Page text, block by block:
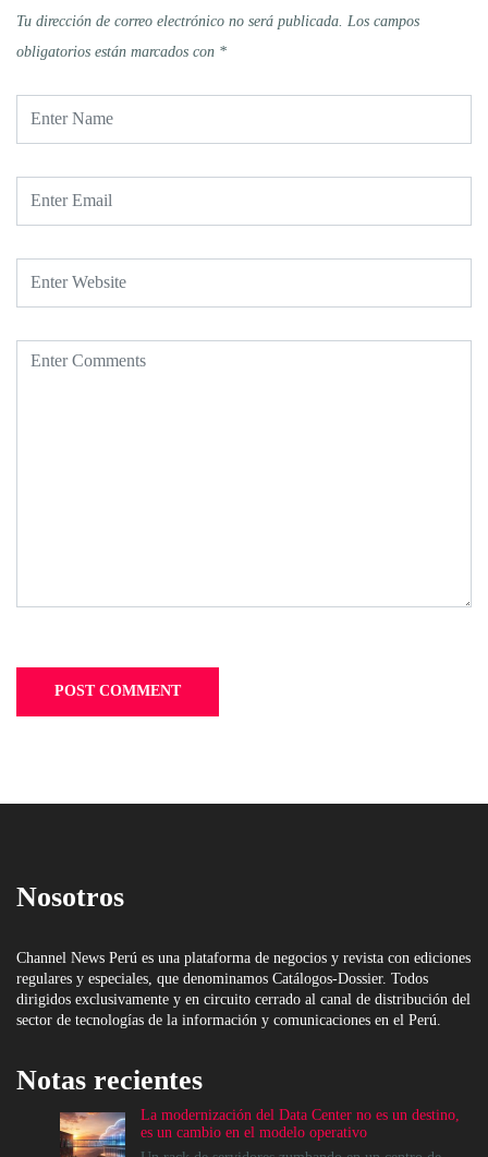
Tu dirección de correo electrónico no será publicada. Los campos
obligatorios están marcados con *
Nosotros
Channel News Perú es una plataforma de negocios y revista con ediciones
regulares y especiales, que denominamos Catálogos-Dossier. Todos
dirigidos exclusivamente y en circuito cerrado al canal de distribución del
sector de tecnologías de la información y comunicaciones en el Perú.
Notas recientes
La modernización del Data Center no es un destino,
es un cambio en el modelo operativo